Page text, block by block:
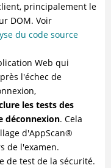
principalement le
DOM. Voir
du code source
Web qui
l'échec de
les tests des
déconnexion. Cela
d'AppScan®
de l'examen.
de test de la sécurité.